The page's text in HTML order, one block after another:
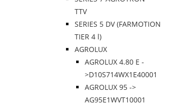
TTV
SERIES 5 DV (FARMOTION
TIER 4 l)
AGROLUX
AGROLUX 4.80 E -
>D10S714WX1E40001
AGROLUX 95 ->
AG95E1WVT10001